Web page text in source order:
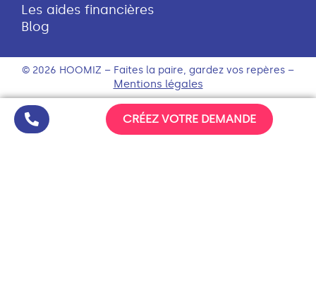
Les aides financières
Blog
© 2026 HOOMIZ – Faites la paire, gardez vos repères –
Mentions légales
CRÉEZ VOTRE DEMANDE